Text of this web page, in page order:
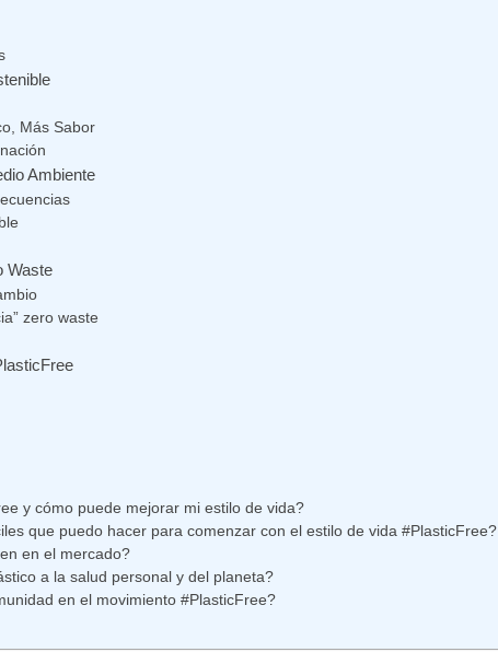
Más Sabor
Ambiente
Waste
‍zero​ waste
y cómo puede mejorar mi estilo de ‍vida?
que puedo hacer para comenzar con el estilo de vida #PlasticFree?
en el mercado?
a⁤ la salud personal ‌y del planeta?
en el⁣ movimiento #PlasticFree?